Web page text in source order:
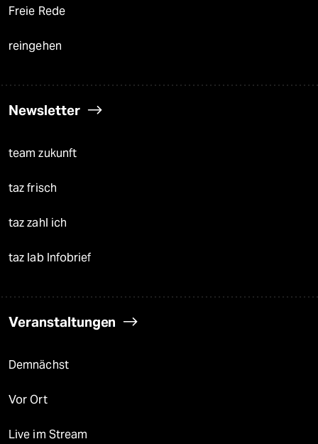
Freie Rede
reingehen
Newsletter
team zukunft
taz frisch
taz zahl ich
taz lab Infobrief
Veranstaltungen
Demnächst
Vor Ort
Live im Stream